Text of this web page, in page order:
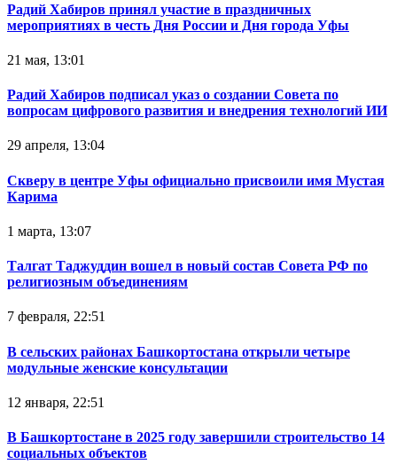
Радий Хабиров принял участие в праздничных
мероприятиях в честь Дня России и Дня города Уфы
21 мая, 13:01
Радий Хабиров подписал указ о создании Совета по
вопросам цифрового развития и внедрения технологий ИИ
29 апреля, 13:04
Скверу в центре Уфы официально присвоили имя Мустая
Карима
1 марта, 13:07
Талгат Таджуддин вошел в новый состав Совета РФ по
религиозным объединениям
7 февраля, 22:51
В сельских районах Башкортостана открыли четыре
модульные женские консультации
12 января, 22:51
В Башкортостане в 2025 году завершили строительство 14
социальных объектов